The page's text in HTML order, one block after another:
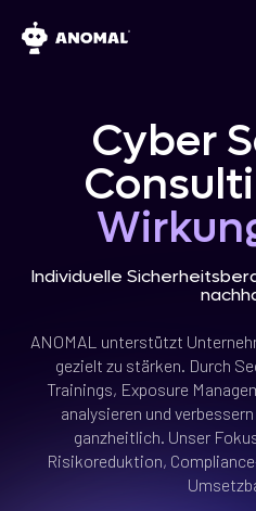
Cyber
Individuelle
ANOMAL unterstützt
gezielt zu stärken. Durch
Trainings, Exposure
analysieren und
ganzheitlich. Unser
Risikoreduktion,